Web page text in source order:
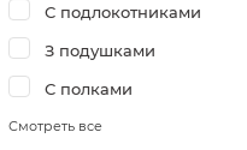
С подлокотниками
З подушками
С полками
Смотреть все